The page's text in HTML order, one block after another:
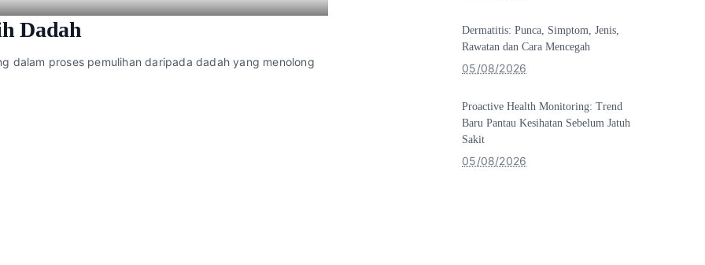
Dadah
dalam proses pemulihan daripada dadah yang menolong
Dermatitis: Punca, Simptom, Jenis,
Rawatan dan Cara Mencegah
05/08/2026
Proactive Health Monitoring: Trend
Baru Pantau Kesihatan Sebelum Jatuh
Sakit
05/08/2026